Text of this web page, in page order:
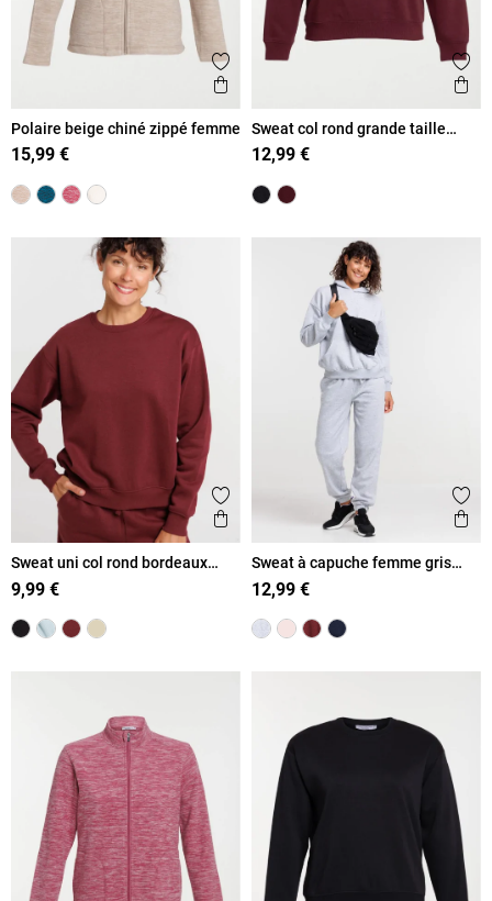
Ajouter aux favoris
Aperçu rapide
Polaire beige chiné zippé femme
15,99 €
Sweat col rond grande taille
femme
12,99 €
Ajouter aux favoris
Aperçu rapide
Sweat uni col rond bordeaux
foncé femme
9,99 €
Sweat à capuche femme gris
clair chiné
12,99 €